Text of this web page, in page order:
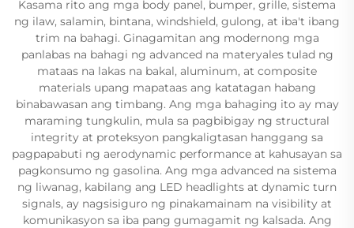
Kasama rito ang mga body panel, bumper, grille, sistema
ng ilaw, salamin, bintana, windshield, gulong, at iba't ibang
trim na bahagi. Ginagamitan ang modernong mga
panlabas na bahagi ng advanced na materyales tulad ng
mataas na lakas na bakal, aluminum, at composite
materials upang mapataas ang katatagan habang
binabawasan ang timbang. Ang mga bahaging ito ay may
maraming tungkulin, mula sa pagbibigay ng structural
integrity at proteksyon pangkaligtasan hanggang sa
pagpapabuti ng aerodynamic performance at kahusayan sa
pagkonsumo ng gasolina. Ang mga advanced na sistema
ng liwanag, kabilang ang LED headlights at dynamic turn
signals, ay nagsisiguro ng pinakamainam na visibility at
komunikasyon sa iba pang gumagamit ng kalsada. Ang